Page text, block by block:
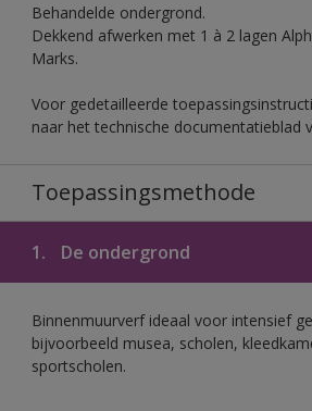
Behandelde ondergrond.
Dekkend afwerken met 1 à 2 lagen
Marks.
Voor gedetailleerde
naar het technische documentatieblad
Toepassingsmethode
1. De ondergrond
Binnenmuurverf ideaal voor intensief
bijvoorbeeld musea, scholen,
sportscholen.